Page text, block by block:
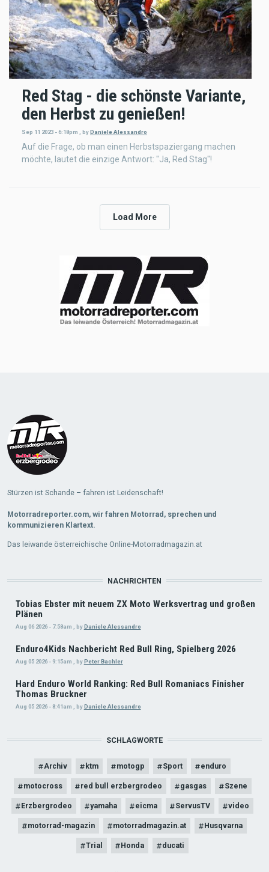
Red Stag - die schönste Variante,
den Herbst zu genießen!
Sep 11 2023 - 6:18pm byDaniele Alessandro
Auf die Frage, ob man einen Herbstspaziergang machen
möchte, lautet die einzige Antwort: "Ja, Red Stag"!
Load More
Stürzen ist Schande – fahren ist Leidenschaft!
Motorradreporter.com, wir fahren Motorrad, sprechen und
kommunizieren Klartext.
Das leiwande österreichische Online-Motorradmagazin.at
NACHRICHTEN
Tobias Ebster mit neuem ZX Moto Werksvertrag und großen
Plänen
Aug 06 2026 - 7:58am , by Daniele Alessandro
Enduro4Kids Nachbericht Red Bull Ring, Spielberg 2026
Aug 05 2026 - 9:15am byPeter Bachler
Hard Enduro World Ranking: Red Bull Romaniacs Finisher
Thomas Bruckner
Aug 05 2026 - 8:41am byDaniele Alessandro
SCHLAGWORTE
Archiv ktm motogp Sport enduro
motocross red bull erzbergrodeo gasgas Szene
Erzbergrodeo yamaha eicma ServusTV video
motorrad-magazin motorradmagazin.at Husqvarna
Trial Honda ducati